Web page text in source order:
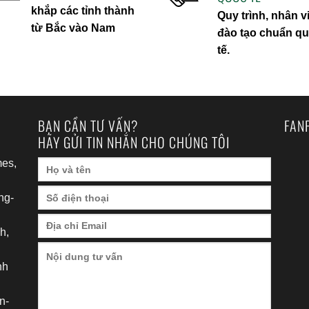
khắp các tỉnh thành
từ Bắc vào Nam
Quy trình, nhân
đào tạo chuẩn
tế.
BẠN CẦN TƯ VẤN?
HÃY GỬI TIN NHẮN CHO CHÚNG TÔI